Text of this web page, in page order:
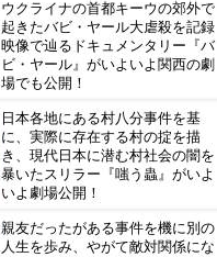
ウクライナの首都キーウの郊外で
起きたバビ・ヤール大虐殺を記録
映像で辿るドキュメンタリー『バ
ビ・ヤール』がいよいよ関西の劇
場でも公開！
日本各地にある村八分事件を基
に、実際に存在する村の掟を描
き、現代日本に潜む村社会の闇を
暴いたスリラー『嗤う蟲』がいよ
いよ劇場公開！
親友だったがある事件を機に別の
人生を歩み、やがて敵対関係にな